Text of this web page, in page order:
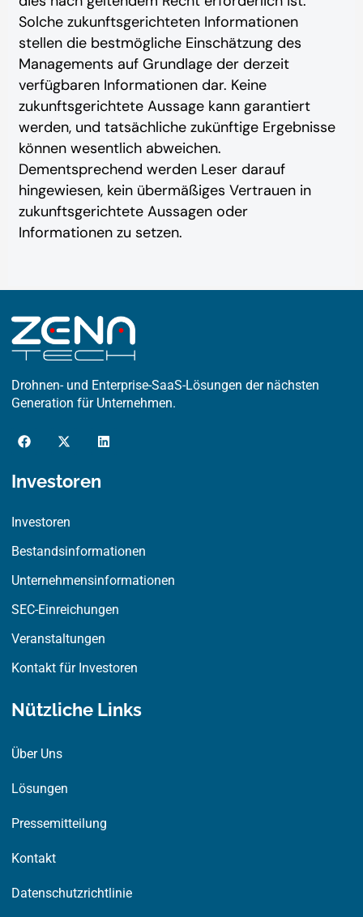
Solche zukunftsgerichteten Informationen
stellen die bestmögliche Einschätzung des
Managements auf Grundlage der derzeit
verfügbaren Informationen dar. Keine
zukunftsgerichtete Aussage kann garantiert
werden, und tatsächliche zukünftige Ergebnisse
können wesentlich abweichen.
Dementsprechend werden Leser darauf
hingewiesen, kein übermäßiges Vertrauen in
zukunftsgerichtete Aussagen oder
Informationen zu setzen.
Drohnen- und Enterprise-SaaS-Lösungen der nächsten
Generation für Unternehmen.
F
a
b
k
X
-
i
e
L
i
Investoren
Investoren
Bestandsinformationen
Unternehmensinformationen
SEC-Einreichungen
Veranstaltungen
Kontakt für Investoren
Nützliche Links
Über Uns
Lösungen
Pressemitteilung
Kontakt
Datenschutzrichtlinie